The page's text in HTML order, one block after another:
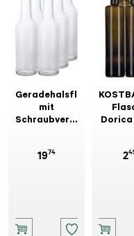
Geradehalsflasche
mit
Schraubverschluss,
1974 2